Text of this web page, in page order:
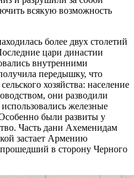
всякую возможность
более двух столетий
цари династии
внутренними
передышку, что
хозяйства: население
они разводили
железные
были развиты у
Часть дани Ахеменидам
застает Армению
в сторону Черного